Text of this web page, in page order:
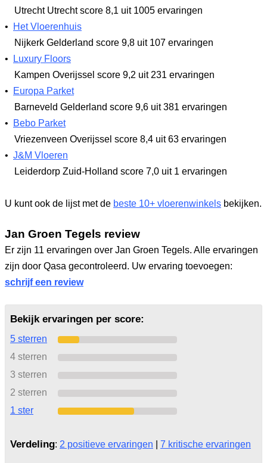
Utrecht Utrechtscore 8,1 uit 1005 ervaringen
•
Het Vloerenhuis
Nijkerk Gelderland score 9,8 uit 107 ervaringen
•
Luxury Floors
Kampen Overijssel score 9,2 uit 231 ervaringen
•
Europa Parket
Barneveld Gelderland score 9,6 uit 381 ervaringen
•
Bebo Parket
Vriezenveen Overijssel score 8,4 uit 63 ervaringen
• J&M Vloeren
Leiderdorp Zuid-Holland score 7,0 uit 1 ervaringen
U kunt ook de lijst met de beste 10+ vloerenwinkels bekijken.
Jan Groen Tegels review
Er zijn 11 ervaringen over Jan Groen Tegels. Alle ervaringen
zijn door Qasa gecontroleerd. Uw ervaring toevoegen:
schrijf een review
Bekijk ervaringen per score:
5 sterren
4 sterren
3 sterren
2 sterren
1 ster
Verdeling: 2 positieve ervaringen 7 kritische ervaringen